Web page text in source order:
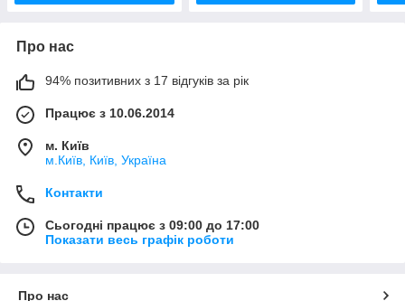
Про нас
94% позитивних з 17 відгуків за рік
Працює з 10.06.2014
м. Київ
м.Київ, Київ, Україна
Контакти
Сьогодні працює з 09:00 до 17:00
Показати весь графік роботи
Про нас